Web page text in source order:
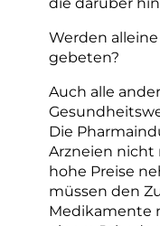
Werden
gebeten?
Auch alle
Die
Arzneien
hohe Preise
müssen den
Medikamente